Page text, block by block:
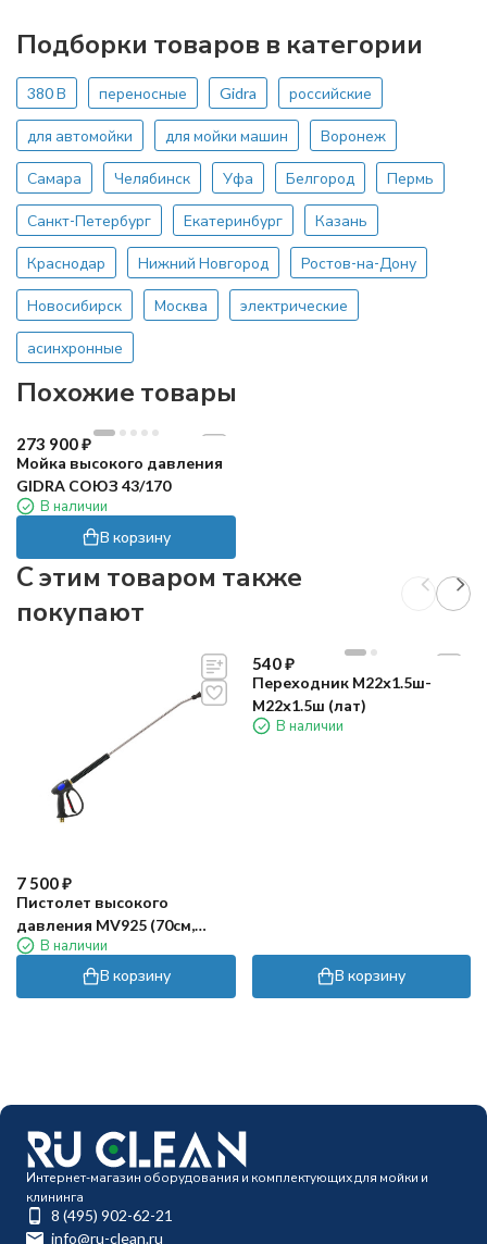
Подборки товаров в категории
380 В переносные Gidra российские
для автомойки для мойки машин Воронеж
Самара Челябинск Уфа Белгород Пермь
Санкт-Петербург Екатеринбург Казань
Краснодар Нижний Новгород Ростов-на-Дону
Новосибирск Москва электрические
асинхронные
Похожие товары
273 900₽
Мойка высокого давления
GIDRA СОЮЗ 43/170
В наличии
В корзину
C этим товаром также
покупают
7 500₽
Пистолет высокого
давления MV925 (70cм,
вх.М22ш, изогн, форсунка)
В наличии
В корзину
540₽
Переходник М22х1.5ш-
М22х1.5ш (лат)
В наличии
В корзину
Интернет-магазин оборудования и комплектующих для мойки и
клининга
8 (495) 902-62-21
info@ru-clean.ru